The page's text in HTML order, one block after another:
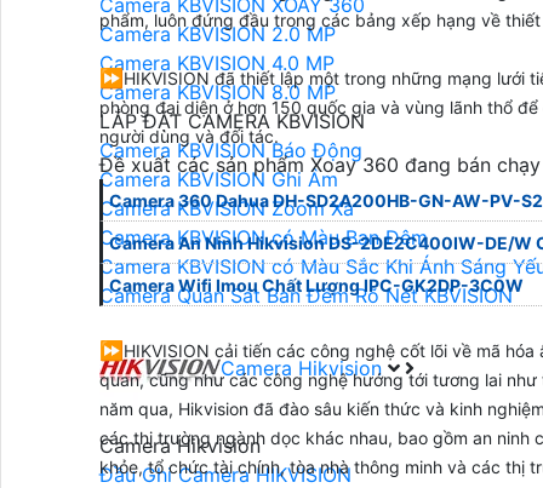
Camera KBVISION XOAY 360
Camera KBVISION 2.0 MP
Camera KBVISION 4.0 MP
Camera KBVISION 8.0 MP
LẮP ĐẶT CAMERA KBVISION
Camera KBVISION Báo Động
Camera KBVISION Ghi Âm
Camera KBVISION Zoom Xa
Camera KBVISION có Màu Ban Đêm
Camera KBVISION có Màu Sắc Khi Ánh Sáng
Camera Quan Sát Ban Đêm Rõ Nét KBVISION
Camera Hikvision
Camera Hikvision
Đầu Ghi Camera HIKVISION
phẩm, luôn đứng đầu trong các bảng xếp hạng về
⏩HIKVISION đã thiết lập một trong những mạng lưới
phòng đại diện ở hơn 150 quốc gia và vùng lãnh thổ
người dùng và đối tác.
Đề xuất các sản phẩm Xoay 360 đang bán chạy
Camera 360 Dahua DH-SD2A200HB-GN-AW-PV-S2
Camera An Ninh Hikvision DS-2DE2C400IW-DE/W
Camera Wifi Imou Chất Lượng IPC-GK2DP-3C0W
⏩ HIKVISION cải tiến các công nghệ cốt lõi về mã
quan, cũng như các công nghệ hướng tới tương lai
năm qua, Hikvision đã đào sâu kiến ​​thức và kinh
các thị trường ngành dọc khác nhau, bao gồm an
khỏe, tổ chức tài chính, tòa nhà thông minh và các thị